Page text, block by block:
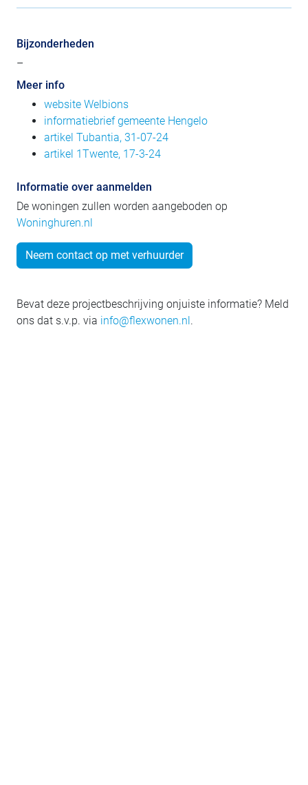
Bijzonderheden
–
Meer info
website Welbions
informatiebrief gemeente Hengelo
artikel Tubantia, 31-07-24
artikel 1Twente, 17-3-24
Informatie over aanmelden
De woningen zullen worden aangeboden op
Woninghuren.nl
Neem contact op met verhuurder
Bevat deze projectbeschrijving onjuiste informatie? Meld
ons dat s.v.p. via info@flexwonen.nl .